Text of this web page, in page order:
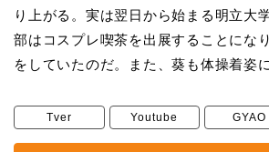
り上がる。実は翌日から始まる明立大
部はコスプレ喫茶を出展することにな
をしていたのだ。また、葵も体操着姿
Tver Youtube GYAO